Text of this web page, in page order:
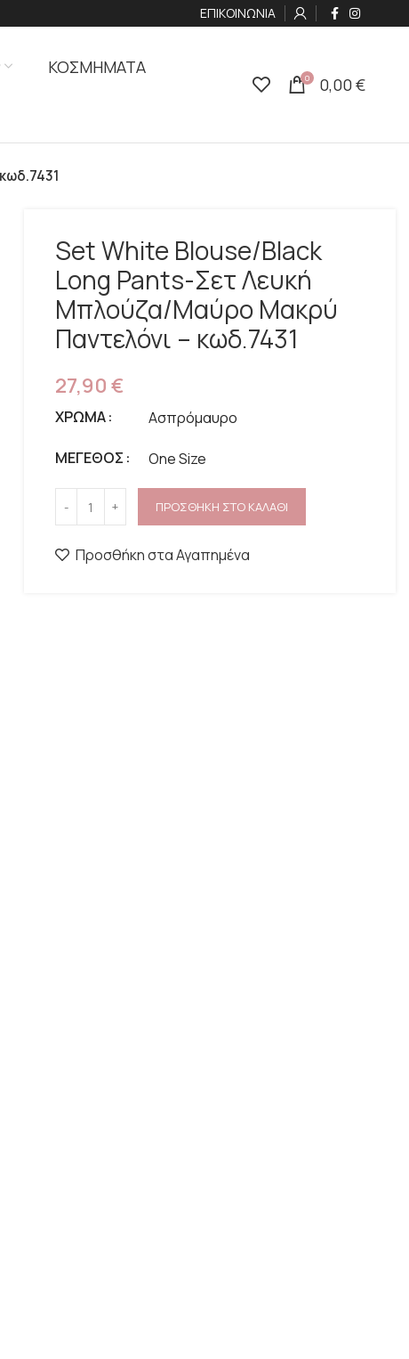
ΕΠΙΚΟΙΝΩΝΙΑ
ΚΟΣΜΗΜΑΤΑ
0 0,00€
Set White Blouse/Black
Long Pants-Σετ Λευκή
Μπλούζα/Μαύρο Μακρύ
Παντελόνι – κωδ.7431
27,90 €
ΧΡΩΜΑ Ασπρόμαυρο
ΜΕΓΕΘΟΣ One Size
ΠΡΟΣΘΗΚΗ ΣΤΟ ΚΑΛΑΘΙ
Προσθήκη στα Αγαπημένα